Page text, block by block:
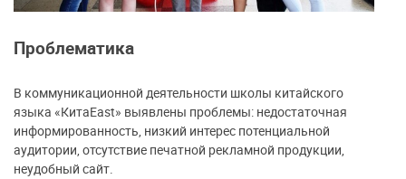
Проблематика
В коммуникационной деятельности школы китайского
языка «КитаEast» выявлены проблемы: недостаточная
информированность, низкий интерес потенциальной
аудитории, отсутствие печатной рекламной продукции,
неудобный сайт.